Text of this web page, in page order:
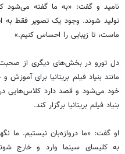
نامید و گفت: «به ما گفته می‌شود
تولید شوند. وجود یک تصویر فقط به
ماست، تا زیبایی را احساس کنیم.»
دل تورو در بخش‌های دیگری از
مانند بنیاد فیلم بریتانیا برای
خود می‌شود و قصد دارد کلاس‌هایی
بنیاد فیلم بریتانیا برگزار کند.
او گفت: «ما دروازه‌بان نیستیم. ما
به کلیسای سینما وارد و خارج